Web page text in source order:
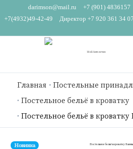
darimson@mail.ru +7 (901) 4836157
+7(4932)49-42-49
Директор +7 920 361 34 07
Главная
Постельные
Постельное бельё в кроватку
Постельное бельё в
Новинка